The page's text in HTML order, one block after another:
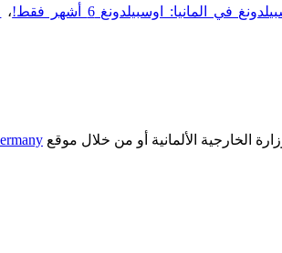
في المانيا: اوسبيلدونغ 6 أشهر فقط! ،
الخارجية الألمانية أو من خلال موقع